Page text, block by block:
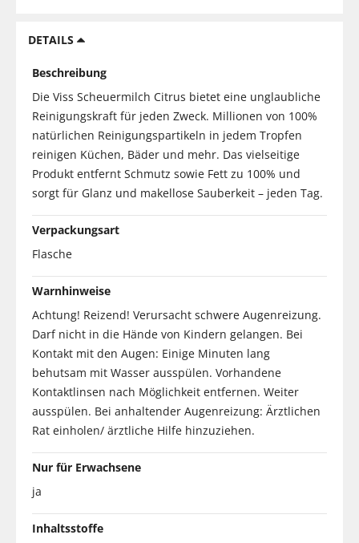
DETAILS
Beschreibung
Die Viss Scheuermilch Citrus bietet eine unglaubliche
Reinigungskraft für jeden Zweck. Millionen von 100%
natürlichen Reinigungspartikeln in jedem Tropfen
reinigen Küchen, Bäder und mehr. Das vielseitige
Produkt entfernt Schmutz sowie Fett zu 100% und
sorgt für Glanz und makellose Sauberkeit – jeden Tag.
Verpackungsart
Flasche
Warnhinweise
Achtung! Reizend! Verursacht schwere Augenreizung.
Darf nicht in die Hände von Kindern gelangen. Bei
Kontakt mit den Augen: Einige Minuten lang
behutsam mit Wasser ausspülen. Vorhandene
Kontaktlinsen nach Möglichkeit entfernen. Weiter
ausspülen. Bei anhaltender Augenreizung: Ärztlichen
Rat einholen/ ärztliche Hilfe hinzuziehen.
Nur für Erwachsene
ja
Inhaltsstoffe